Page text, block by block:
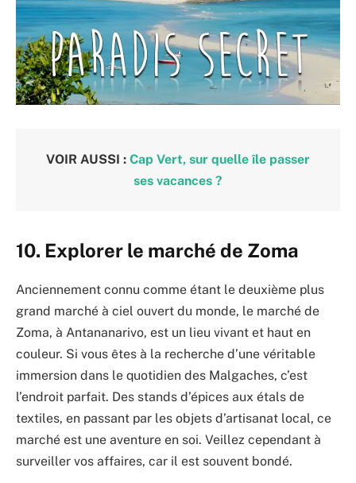
VOIR AUSSI : Cap Vert, sur quelle île passer
ses vacances ?
10. Explorer le marché de Zoma
Anciennement connu comme étant le deuxième plus
grand marché à ciel ouvert du monde, le marché de
Zoma, à Antananarivo, est un lieu vivant et haut en
couleur. Si vous êtes à la recherche d’une véritable
immersion dans le quotidien des Malgaches, c’est
l’endroit parfait. Des stands d’épices aux étals de
textiles, en passant par les objets d’artisanat local, ce
marché est une aventure en soi. Veillez cependant à
surveiller vos affaires, car il est souvent bondé.